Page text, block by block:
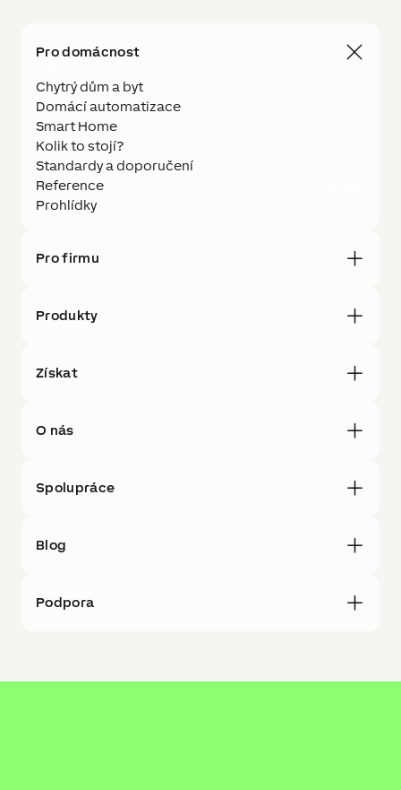
Pro domácnost
Chytrý dům a byt
Domácí automatizace
Smart Home
Kolik to stojí?
Standardy a doporučení
Reference
Prohlídky
Pro firmu
Produkty
Získat
O nás
Spolupráce
Blog
Podpora